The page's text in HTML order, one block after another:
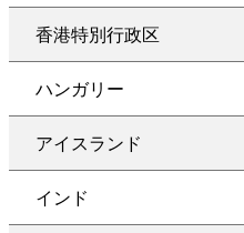
香港特別行政区
ハンガリー
アイスランド
インド